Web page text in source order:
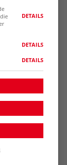
2012
DETAILS
DETAILS
DETAILS